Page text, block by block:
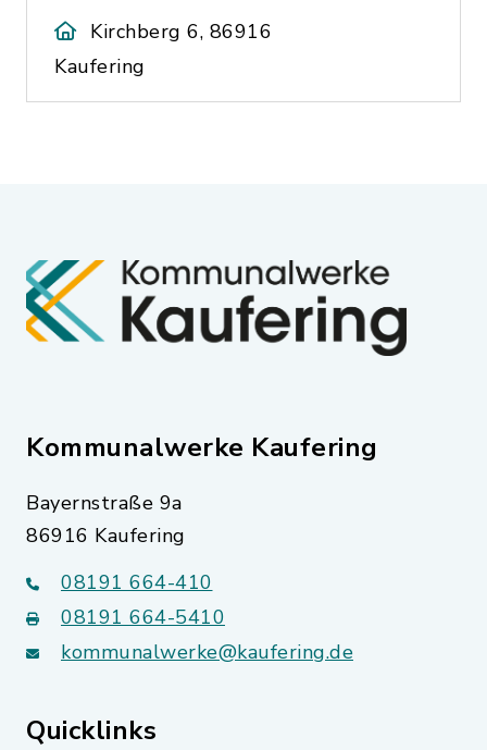
Kirchberg 6, 86916
Kaufering
Kommunalwerke Kaufering
Bayernstraße 9a
86916 Kaufering
08191 664-410
08191 664-5410
kommunalwerke@kaufering.de
Quicklinks